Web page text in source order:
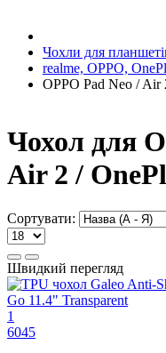
Чохли для
realme, OPPO,
OPPO Pad Neo / Air
Чохол для
Air 2 /
Сортувати:
Швидкий перегляд
1
6045